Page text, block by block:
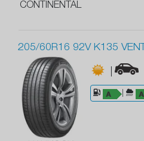
CONTINENTAL
205/60R16 92V K135
|